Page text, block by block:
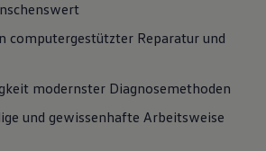
computergestützter Reparatur und
modernster Diagnosemethoden
und gewissenhafte Arbeitsweise